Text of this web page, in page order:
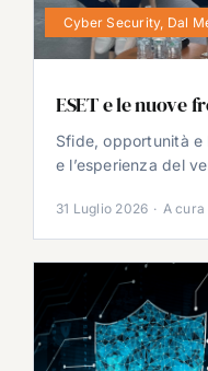
Cyber Security, Dal
ESET e le nuove
Sfide, opportunità
e l’esperienza del
31 Luglio 2026 · A